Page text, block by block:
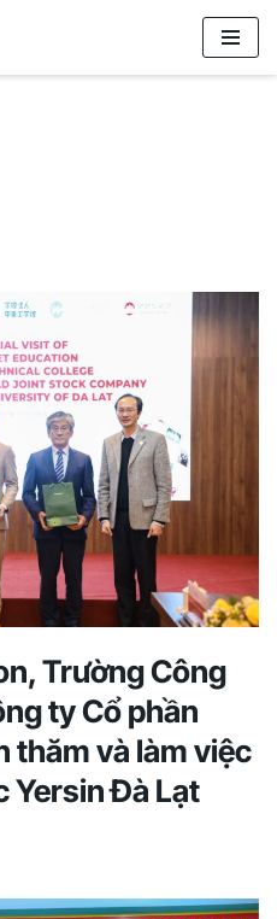
Trường Công
ty Cổ phần
thăm và làm việc
Yersin Đà Lạt